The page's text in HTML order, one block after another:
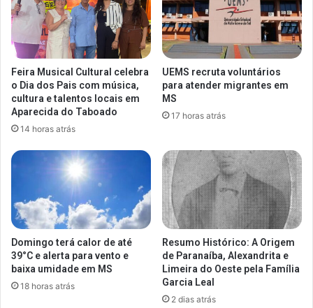
Feira Musical Cultural celebra
o Dia dos Pais com música,
cultura e talentos locais em
Aparecida do Taboado
14 horas atrás
UEMS recruta voluntários
para atender migrantes em
MS
17 horas atrás
Domingo terá calor de até
39°C e alerta para vento e
baixa umidade em MS
18 horas atrás
Resumo Histórico: A Origem
de Paranaíba, Alexandrita e
Limeira do Oeste pela Família
Garcia Leal
2 dias atrás